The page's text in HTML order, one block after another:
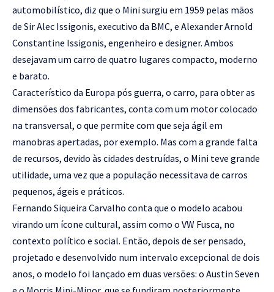
automobilístico, diz que o Mini surgiu em 1959 pelas mãos
de Sir Alec Issigonis, executivo da BMC, e Alexander Arnold
Constantine Issigonis, engenheiro e designer. Ambos
desejavam um carro de quatro lugares compacto, moderno
e barato.
Característico da Europa pós guerra, o carro, para obter as
dimensões dos fabricantes, conta com um motor colocado
na transversal, o que permite com que seja ágil em
manobras apertadas, por exemplo. Mas com a grande falta
de recursos, devido às cidades destruídas, o Mini teve grande
utilidade, uma vez que a população necessitava de carros
pequenos, ágeis e práticos.
Fernando Siqueira Carvalho conta que o modelo acabou
virando um ícone cultural, assim como o VW Fusca, no
contexto político e social. Então, depois de ser pensado,
projetado e desenvolvido num intervalo excepcional de dois
anos, o modelo foi lançado em duas versões: o Austin Seven